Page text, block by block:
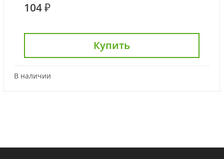
104 ₽
Купить
В наличии